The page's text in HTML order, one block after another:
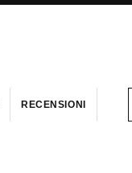
RECENSIONI